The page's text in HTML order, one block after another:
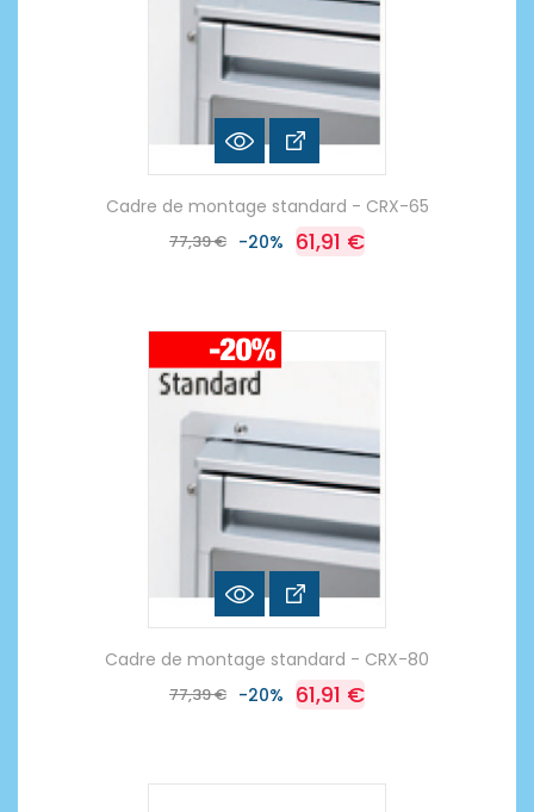
Cadre de montage standard - CRX-65
77,39 € -20% 61,91 €
Cadre de montage standard - CRX-80
77,39 € -20% 61,91 €